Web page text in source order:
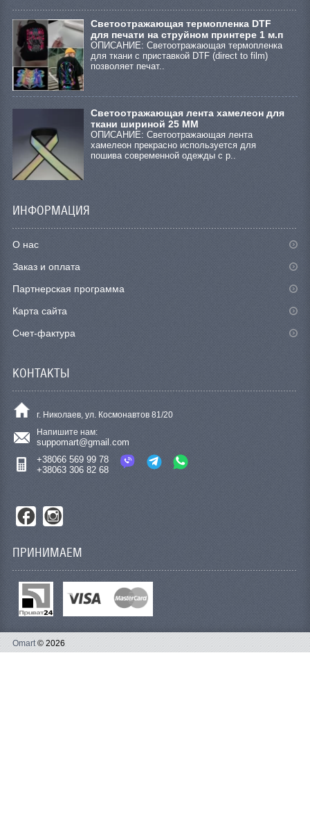
Cветоотражающая термопленка DTF
для печати на струйном принтере 1 м.п
ОПИСАНИЕ: Светоотражающая термопленка
для ткани с приставкой DTF (direct to film)
позволяет печат..
Светоотражающая лента хамелеон для
ткани шириной 25 ММ
ОПИСАНИЕ: Светоотражающая лента
хамелеон прекрасно используется для
пошива современной одежды с р..
ИНФОРМАЦИЯ
О нас
Заказ и оплата
Партнерская программа
Карта сайта
Счет-фактура
КОНТАКТЫ
г. Николаев, ул. Космонавтов 81/20
Напишите нам:
suppomart@gmail.com
+38066 569 99 78
+38063 306 82 68
ПРИНИМАЕМ
Omart© 2026